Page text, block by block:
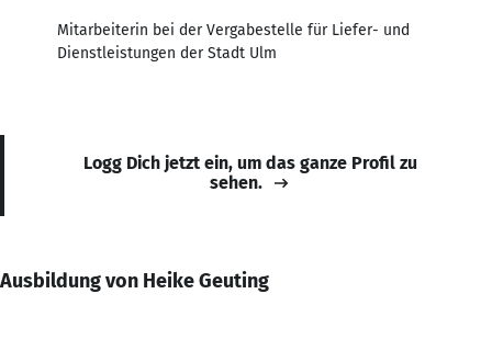
Mitarbeiterin bei der Vergabestelle für Liefer- und
Dienstleistungen der Stadt Ulm
Logg Dich jetzt ein, um das ganze Profil zu
sehen.
Ausbildung von Heike Geuting